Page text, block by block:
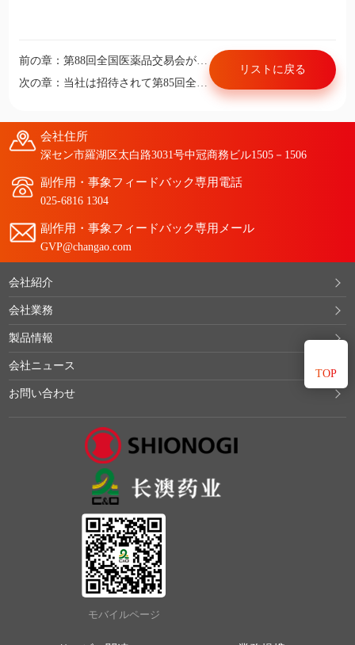
リストに戻る
前の章：第88回全国医薬品交易会が成功裏に閉幕、またのご再会を期待
次の章：当社は招待されて第85回全国薬品交易会に出展頂く
会社住所
深セン市羅湖区太白路3031号中冠商務ビル1505－1506
副作用・事象フィードバック専用電話
025-6816 1304
副作用・事象フィードバック専用メール
GVP@changao.com
TOP
会社紹介
会社業務
製品情報
会社ニュース
お問い合わせ
モバイルページ